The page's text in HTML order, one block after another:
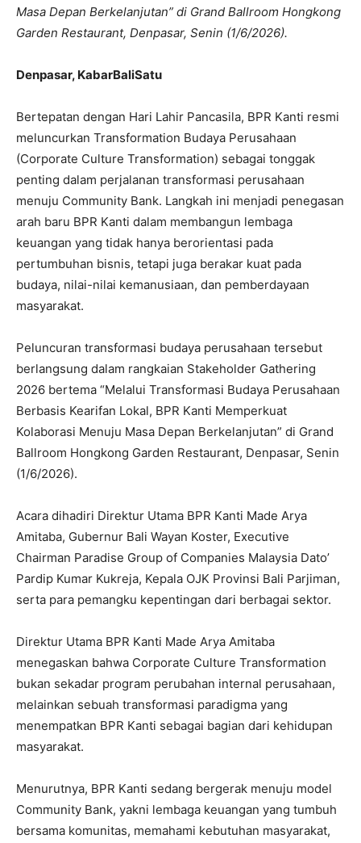
Masa Depan Berkelanjutan” di Grand Ballroom Hongkong
Garden Restaurant, Denpasar, Senin (1/6/2026).
Denpasar, KabarBaliSatu
Bertepatan dengan Hari Lahir Pancasila, BPR Kanti resmi
meluncurkan Transformation Budaya Perusahaan
(Corporate Culture Transformation) sebagai tonggak
penting dalam perjalanan transformasi perusahaan
menuju Community Bank. Langkah ini menjadi penegasan
arah baru BPR Kanti dalam membangun lembaga
keuangan yang tidak hanya berorientasi pada
pertumbuhan bisnis, tetapi juga berakar kuat pada
budaya, nilai-nilai kemanusiaan, dan pemberdayaan
masyarakat.
Peluncuran transformasi budaya perusahaan tersebut
berlangsung dalam rangkaian Stakeholder Gathering
2026 bertema “Melalui Transformasi Budaya Perusahaan
Berbasis Kearifan Lokal, BPR Kanti Memperkuat
Kolaborasi Menuju Masa Depan Berkelanjutan” di Grand
Ballroom Hongkong Garden Restaurant, Denpasar, Senin
(1/6/2026).
Acara dihadiri Direktur Utama BPR Kanti Made Arya
Amitaba, Gubernur Bali Wayan Koster, Executive
Chairman Paradise Group of Companies Malaysia Dato’
Pardip Kumar Kukreja, Kepala OJK Provinsi Bali Parjiman,
serta para pemangku kepentingan dari berbagai sektor.
Direktur Utama BPR Kanti Made Arya Amitaba
menegaskan bahwa Corporate Culture Transformation
bukan sekadar program perubahan internal perusahaan,
melainkan sebuah transformasi paradigma yang
menempatkan BPR Kanti sebagai bagian dari kehidupan
masyarakat.
Menurutnya, BPR Kanti sedang bergerak menuju model
Community Bank, yakni lembaga keuangan yang tumbuh
bersama komunitas, memahami kebutuhan masyarakat,